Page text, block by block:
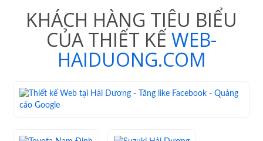
KHÁCH HÀNG TIÊU BIỂU
CỦA THIẾT KẾ WEB-
HAIDUONG.COM